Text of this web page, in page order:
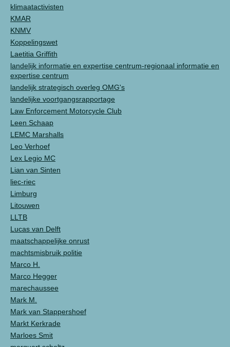
klimaatactivisten
KMAR
KNMV
Koppelingswet
Laetitia Griffith
landelijk informatie en expertise centrum-regionaal informatie en
expertise centrum
landelijk strategisch overleg OMG's
landelijke voortgangsrapportage
Law Enforcement Motorcycle Club
Leen Schaap
LEMC Marshalls
Leo Verhoef
Lex Legio MC
Lian van Sinten
liec-riec
Limburg
Litouwen
LLTB
Lucas van Delft
maatschappelijke onrust
machtsmisbruik politie
Marco H.
Marco Hegger
marechaussee
Mark M.
Mark van Stappershoef
Markt Kerkrade
Marloes Smit